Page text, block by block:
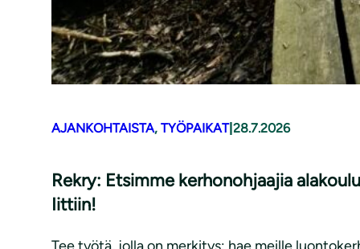
AJANKOHTAISTA, TYÖPAIKAT| 28.7.2026
Rekry: Etsimme kerhonohjaajia
Iittiin!